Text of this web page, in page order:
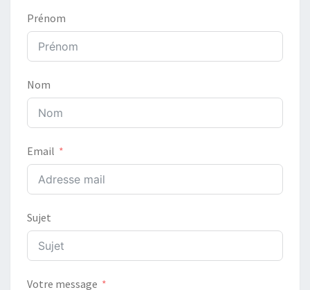
Prénom
Nom
Email
Sujet
Votre message